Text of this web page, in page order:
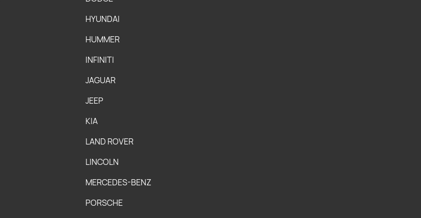
HYUNDAI
HUMMER
INFINITI
JAGUAR
JEEP
KIA
LAND ROVER
LINCOLN
MERCEDES-BENZ
PORSCHE